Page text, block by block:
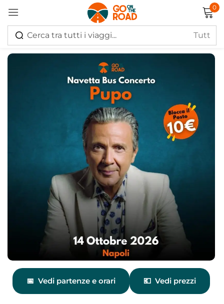
0
Vedi partenze e orari Vedi prezzi
Accedi
Ricordati di me Hai perso la password?
Log in
Creare un account